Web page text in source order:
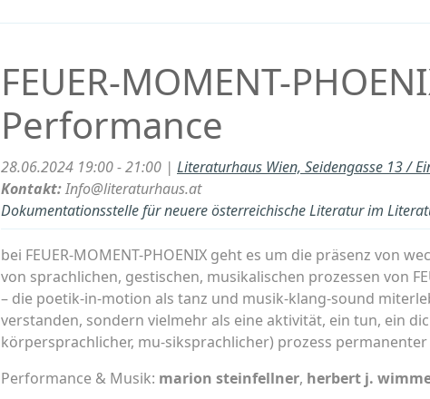
FEUER-MOMENT-
Performance
28.06.2024 19:00 - 21:00 | Literaturhaus Wien, Seidengasse 13 /
Kontakt:Info@literaturhaus.at
Dokumentationsstelle für neuere österreichische Literatur im
bei FEUER-MOMENT-PHOENIX geht es um die präsenz von
von sprachlichen, gestischen, musikalischen prozessen von
– die poetik-in-motion als tanz und musik-klang-sound
verstanden, sondern vielmehr als eine aktivität, ein tun, ein
körpersprachlicher, mu-siksprachlicher) prozess
Performance & Musik: marion steinfellner, herbert j.